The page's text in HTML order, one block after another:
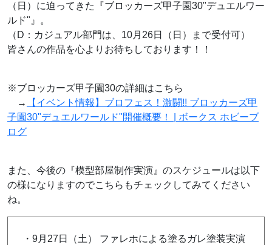
（日）に迫ってきた『ブロッカーズ甲子園30"デュエルワー
ルド"』。
（D：カジュアル部門は、10月26日（日）まで受付可）
皆さんの作品を心よりお待ちしております！！
※ブロッカーズ甲子園30の詳細はこちら
→
【イベント情報】ブロフェス！激闘!! ブロッカーズ甲
子園30"デュエルワールド"開催概要！ | ボークス ホビーブ
ログ
また、今後の『模型部屋制作実演』のスケジュールは以下
の様になりますのでこちらもチェックしてみてください
ね。
・9月27日（土） ファレホによる塗るガレ塗装実演